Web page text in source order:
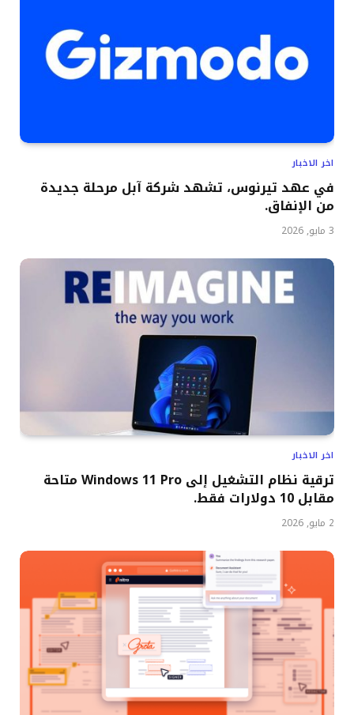
اخر الاخبار
في عهد تيرنوس، تشهد شركة آبل مرحلة جديدة
من الإنفاق.
3 مايو, 2026
اخر الاخبار
ترقية نظام التشغيل إلى Windows 11 Pro متاحة
مقابل 10 دولارات فقط.
2 مايو, 2026